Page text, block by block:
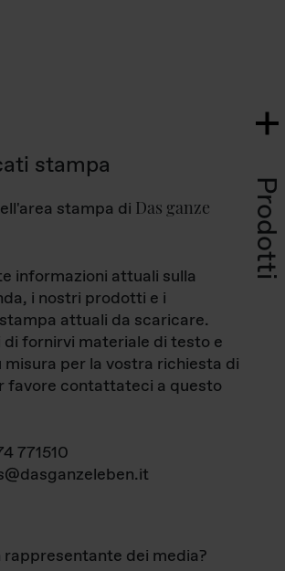
Prodotti
stampa
stampa di Das ganze
informazioni attuali sulla
i nostri prodotti e i
attuali da scaricare.
di fornirvi materiale di testo e
misura per la vostra richiesta di
favore contattateci a questo
771510
rappresentante dei media?